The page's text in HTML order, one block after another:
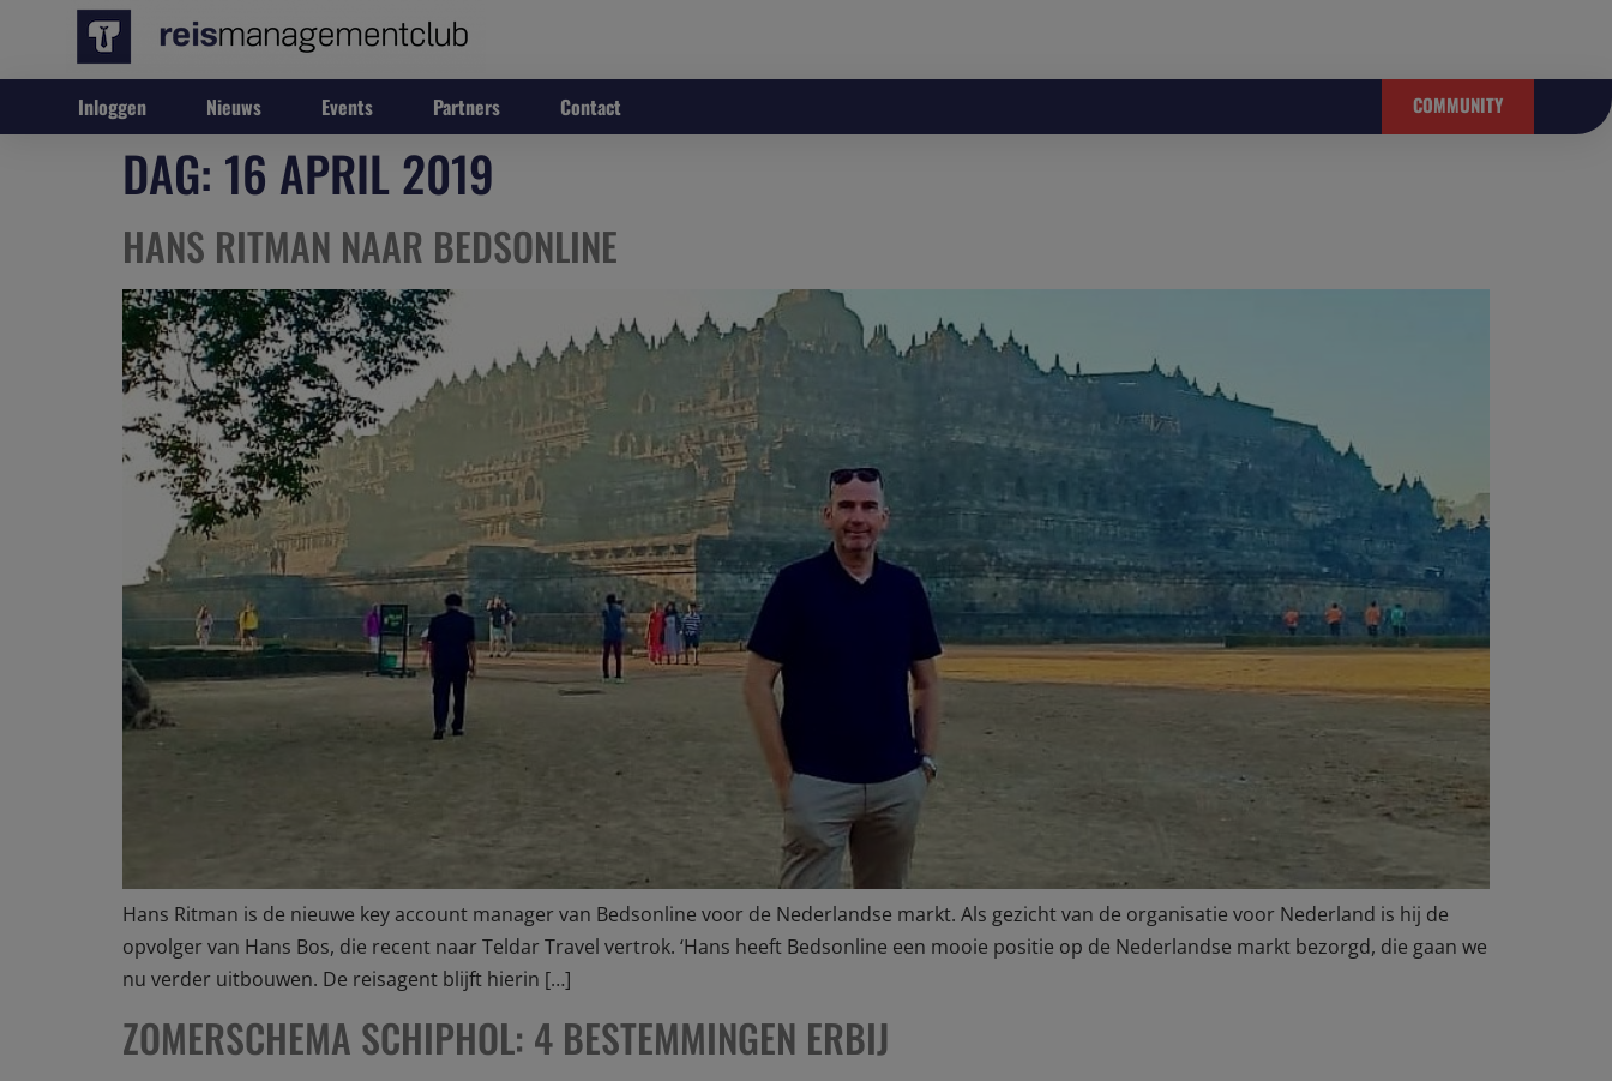
Inloggen Nieuws Events Partners Contact COMMUNITY
DAG: 16 APRIL 2019
HANS RITMAN NAAR BEDSONLINE
Hans Ritman is de nieuwe key account manager van Bedsonline voor de Nederlandse markt. Als gezicht van de organisatie voor Nederland is hij de
opvolger van Hans Bos, die recent naar Teldar Travel vertrok. ‘Hans heeft Bedsonline een mooie positie op de Nederlandse markt bezorgd, die gaan we
nu verder uitbouwen. De reisagent blijft hierin […]
ZOMERSCHEMA SCHIPHOL: 4 BESTEMMINGEN ERBIJ